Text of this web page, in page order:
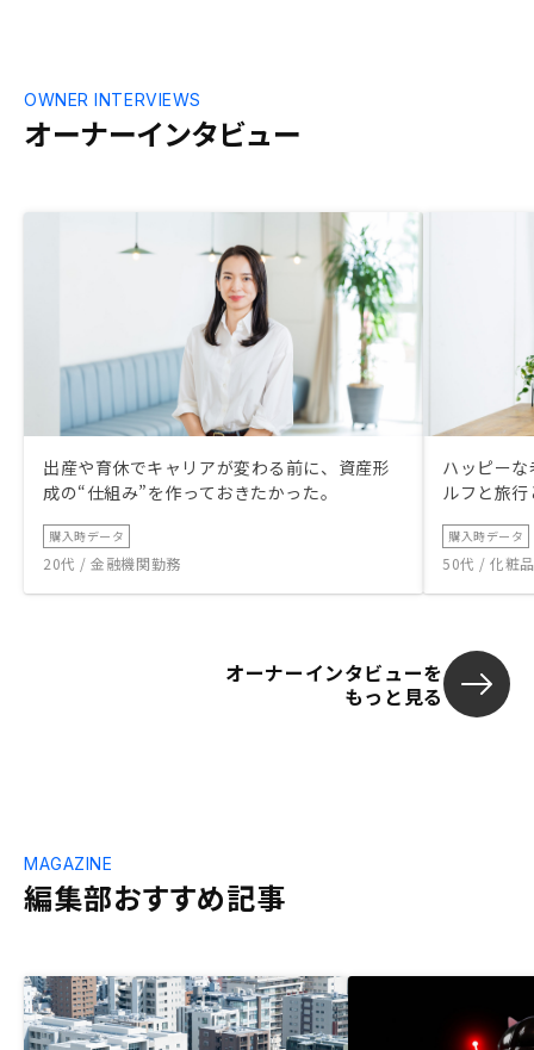
オーナーインタビュー
OWNER INTERVIEWS
出産や育休でキャリアが変わる前に、資産形
成の“仕組み”を作っておきたかった。
購入時データ
20代 / 金融機関勤務
ハッピー
ルフと旅
購入時データ
50代 / 化粧
オーナーインタビューを
もっと見る
編集部おすすめ記事
MAGAZINE